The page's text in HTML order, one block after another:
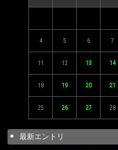
4 5 6 7
11 12 13 14
18 19 20 21
25 26 27 28
最新エントリ